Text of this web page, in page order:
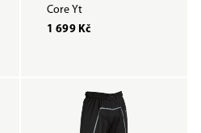
Core Yt
1 699 Kč